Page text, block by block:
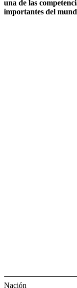
una de las
importantes del
Nación